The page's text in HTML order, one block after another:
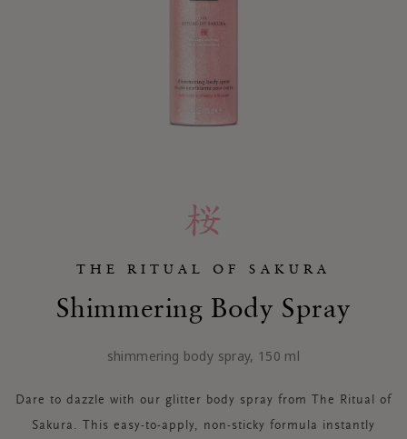
THE RITUAL OF SAKURA
Shimmering Body Spray
shimmering body spray, 150 ml
Dare to dazzle with our glitter body spray from The Ritual of
Sakura. This easy-to-apply, non-sticky formula instantly